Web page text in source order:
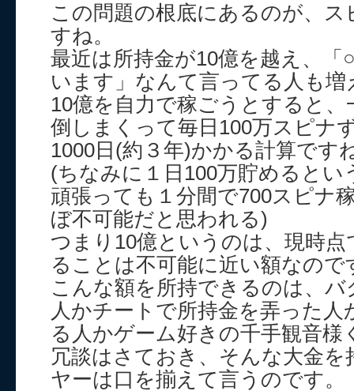
この問題の根底にあるのが、
すね。
最近は所持金が10億を越え、
います」なんて言ってる人も
10億を自力で稼ごうとすると
倒しまくって毎日100万スピナ
1000日(約３年)かかる計算です
(ちなみに１日100万貯めるとい
頑張っても１分間で700スピナ
ぼ不可能だと思われる)
つまり10億というのは、現時
ることは不可能に近い額なので
こんな額を所持できるのは、
人かチートで所持金を弄った
る人かゲーム好きの千手観音
冗談はさておき、そんな大金
ヤーは口を揃えて言うのです。